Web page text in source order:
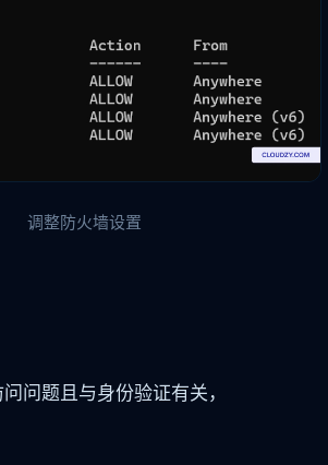
调整防火墙设置
问题且与身份验证有关，